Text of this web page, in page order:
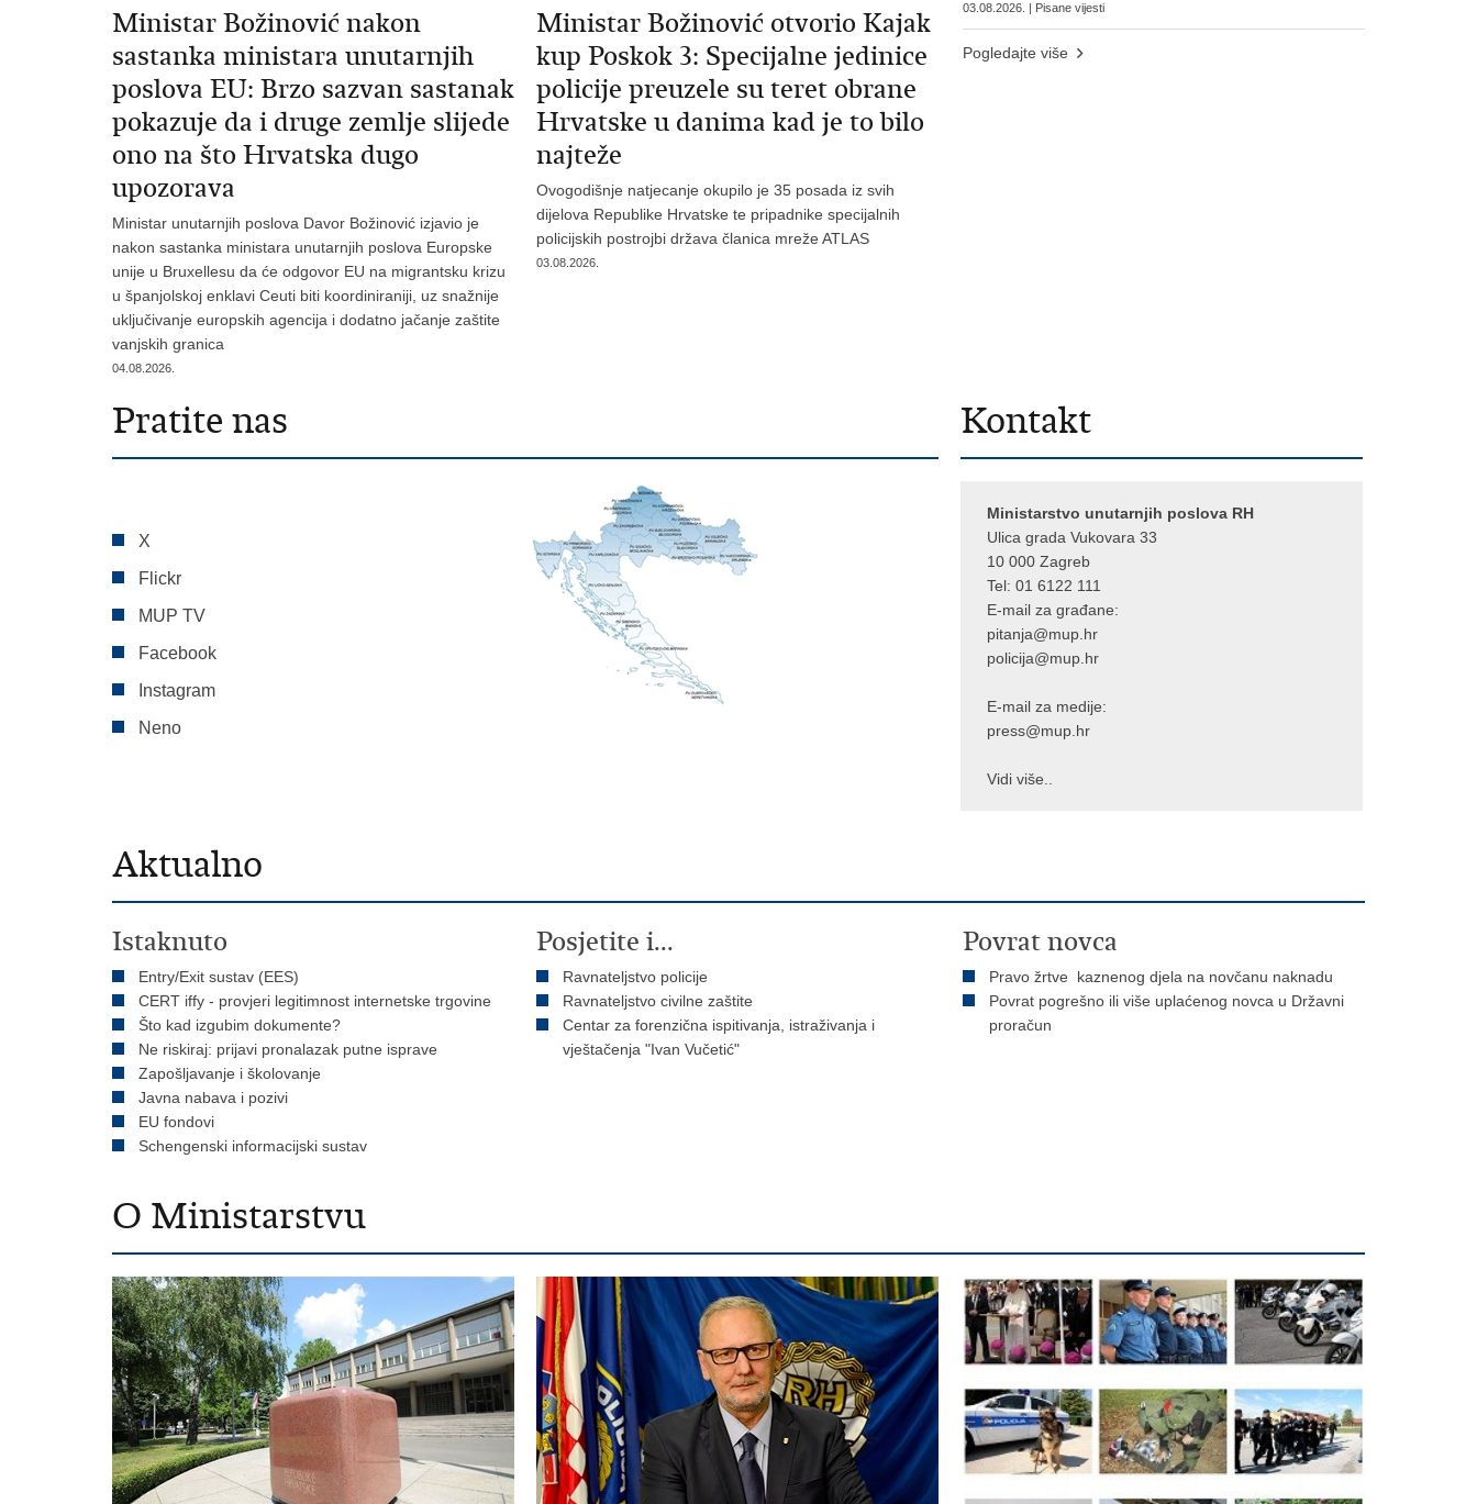
Ministar Božinović nakon
sastanka ministara unutarnjih
poslova EU: Brzo sazvan sastanak
pokazuje da i druge zemlje slijede
ono na što Hrvatska dugo
upozorava
Ministar unutarnjih poslova Davor Božinović izjavio je
nakon sastanka ministara unutarnjih poslova Europske
unije u Bruxellesu da će odgovor EU na migrantsku krizu
u španjolskoj enklavi Ceuti biti koordiniraniji, uz snažnije
uključivanje europskih agencija i dodatno jačanje zaštite
vanjskih granica
04.08.2026.
Ministar Božinović otvorio Kajak
kup Poskok 3: Specijalne jedinice
policije preuzele su teret obrane
Hrvatske u danima kad je to bilo
najteže
Ovogodišnje natjecanje okupilo je 35 posada iz svih
dijelova Republike Hrvatske te pripadnike specijalnih
policijskih postrojbi država članica mreže ATLAS
03.08.2026.
03.08.2026. | Pisane vijesti
Pogledajte više
Pratite nas
X
Flickr
MUP TV
Facebook
Instagram
Neno
Kontakt
Ministarstvo unutarnjih poslova RH
Ulica grada Vukovara 33
10 000 Zagreb
Tel: 01 6122 111
E-mail za građane:
pitanja@mup.hr
policija@mup.hr
E-mail za medije:
press@mup.hr
Vidi više..
Aktualno
Istaknuto
Entry/Exit sustav (EES)
CERT iffy - provjeri legitimnost internetske trgovine
Što kad izgubim dokumente?
Ne riskiraj: prijavi pronalazak putne isprave
Zapošljavanje i školovanje
Javna nabava i pozivi
EU fondovi
Schengenski informacijski sustav
Posjetite i...
Ravnateljstvo policije
Ravnateljstvo civilne zaštite
Centar za forenzična ispitivanja, istraživanja i
vještačenja "Ivan Vučetić"
Povrat novca
Pravo žrtve kaznenog djela na novčanu naknadu
Povrat pogrešno ili više uplaćenog novca u Državni
proračun
O Ministarstvu